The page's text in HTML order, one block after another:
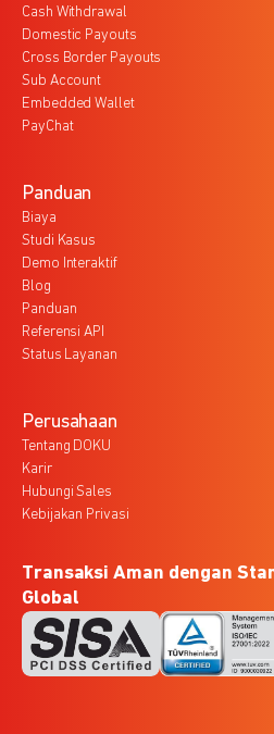
Cash Withdrawal
Domestic Payouts
Cross Border Payouts
Sub Account
Embedded Wallet
PayChat
Panduan
Biaya
Studi Kasus
Demo Interaktif
Blog
Panduan
Referensi API
Status Layanan
Perusahaan
Tentang DOKU
Karir
Hubungi Sales
Kebijakan Privasi
Transaksi Aman dengan
Global